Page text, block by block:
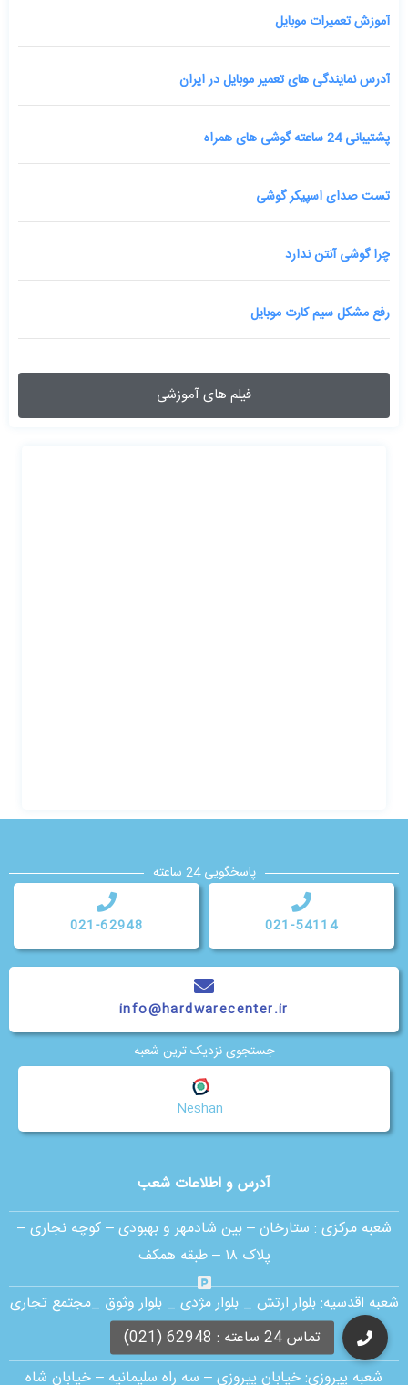
آموزش تعمیرات موبایل
آدرس نمایندگی های تعمیر موبایل در ایران
پشتیبانی 24 ساعته گوشی های همراه
تست صدای اسپیکر گوشی
چرا گوشی آنتن ندارد
رفع مشکل سیم کارت موبایل
فیلم های آموزشی
آدرس و اطلاعات شعب
شعبه مرکزی : ستارخان – بین شادمهر و بهبودی – کوچه نجاری –
پلاک ۱۸ – طبقه همکف
شعبه اقدسیه:بلوار ارتش _ بلوار مژدی _ بلوار وثوق _مجتمع تجاری
آمال _ طبقه G1 _ واحد 30
شعبه پیروزی: خیابان پیروزی – سه راه سلیمانیه – خیابان شاه
پاسخگویی 24 ساعته
021-54114
021-62948
info@hardwarecenter.ir
جستجوی نزدیک ترین شعبه
Neshan